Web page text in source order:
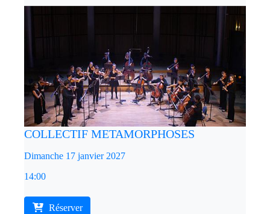
COLLECTIF METAMORPHOSES
Dimanche 17 janvier 2027
14:00
Réserver